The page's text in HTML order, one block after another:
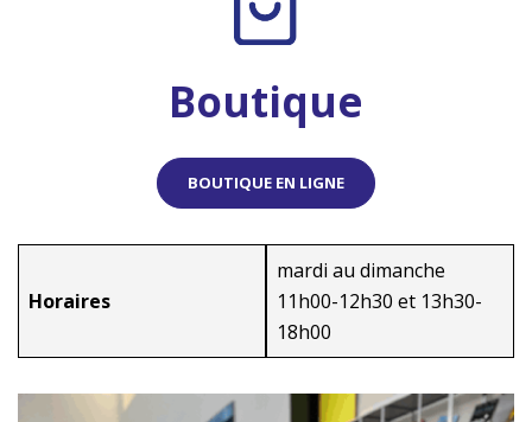
Boutique
BOUTIQUE EN LIGNE
Horaires
mardi au dimanche
11h00-12h30 et 13h30-
18h00